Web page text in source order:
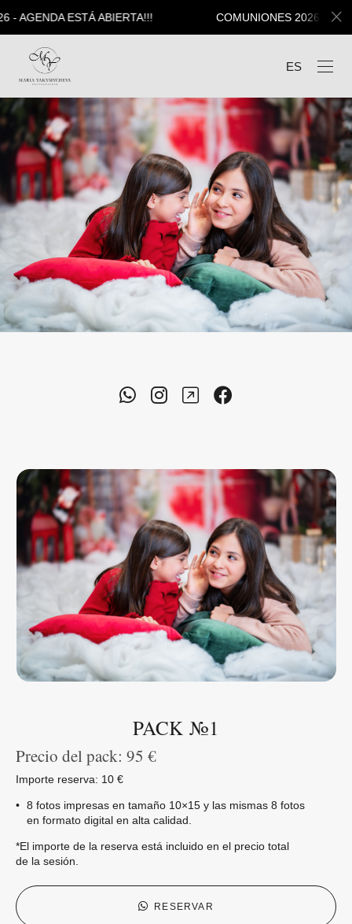
AGENDA ESTÁ ABIERTA!!! COMUNIONES 2026 -
ES
PACK №1
Precio del pack: 95 €
Importe reserva: 10 €
8 fotos impresas en tamaño 10×15 y las mismas 8 fotos
en formato digital en alta calidad.
*El importe de la reserva está incluido en el precio total
de la sesión.
RESERVAR